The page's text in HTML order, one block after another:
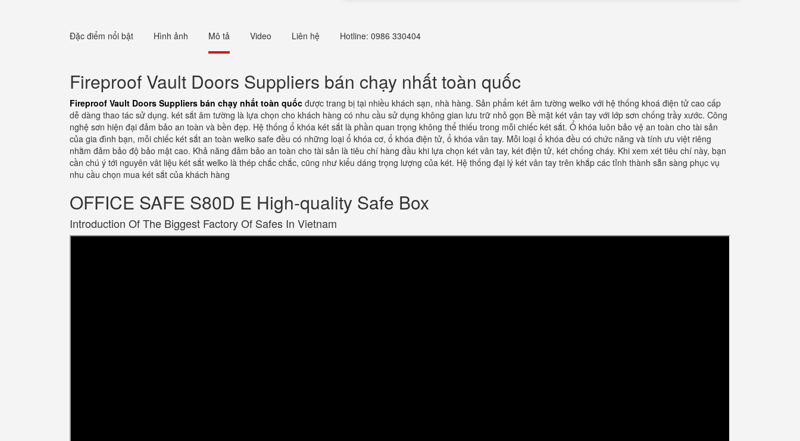
Đặc điểm nổi bật Hình ảnh Mô tả Video Liên hệ Hotline: 0986 330404
Fireproof Vault Doors Suppliers bán chạy nhất toàn quốc
Fireproof Vault Doors Suppliers bán chạy nhất toàn quốc được trang bị tại nhiều khách sạn, nhà hàng. Sản phẩm két âm tường welko với hệ thống khoá điện tử cao cấp
dễ dàng thao tác sử dụng. két sắt âm tường là lựa chọn cho khách hàng có nhu cầu sử dụng không gian lưu trữ nhỏ gọn Bề mặt két vân tay với lớp sơn chống trầy xước. Công
nghệ sơn hiện đại đảm bảo an toàn và bền đẹp. Hệ thống ổ khóa két sắt là phần quan trọng không thể thiếu trong mỗi chiếc két sắt. Ổ khóa luôn bảo vệ an toàn cho tài sản
của gia đình bạn, mỗi chiếc két sắt an toàn welko safe đều có những loại ổ khóa cơ, ổ khóa điện tử, ổ khóa vân tay. Mỗi loại ổ khóa đều có chức năng và tính ưu việt riêng
nhằm đảm bảo độ bảo mật cao. Khả năng đảm bảo an toàn cho tài sản là tiêu chí hàng đầu khi lựa chọn két vân tay, két điện tử, két chống cháy. Khi xem xét tiêu chí này, bạn
cần chú ý tới nguyên vât liệu két sắt welko là thép chắc chắc, cũng như kiểu dáng trọng lượng của két. Hệ thống đại lý két vân tay trên khắp các tỉnh thành sẵn sàng phục vụ
nhu cầu chọn mua két sắt của khách hàng
OFFICE SAFE S80D E High-quality Safe Box
Introduction Of The Biggest Factory Of Safes In Vietnam